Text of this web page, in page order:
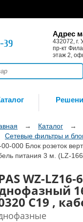
39
Адрес
432072, г.
пр-кт
этаж 2,
→ Каталог
→
Сетевые фильтры и
000 Блок розеток
питания 3 м. (LZ-
WZ-
C19 ,